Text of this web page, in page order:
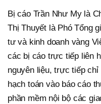
Bị cáo Trần Như My là
Thị Thuyết là Phó Tổng
tư và kinh doanh vàng
các bị cáo trực tiếp liên
nguyên liệu, trực tiếp
hạch toán vào báo cáo
phần mềm nội bộ các